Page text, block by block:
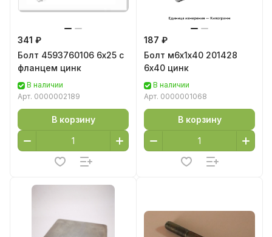
341 ₽
Болт 4593760106 6х25 с
фланцем цинк
В наличии
Арт. 0000002189
В корзину
187 ₽
Болт м6х1х40 201428
6х40 цинк
В наличии
Арт. 0000001068
В корзину